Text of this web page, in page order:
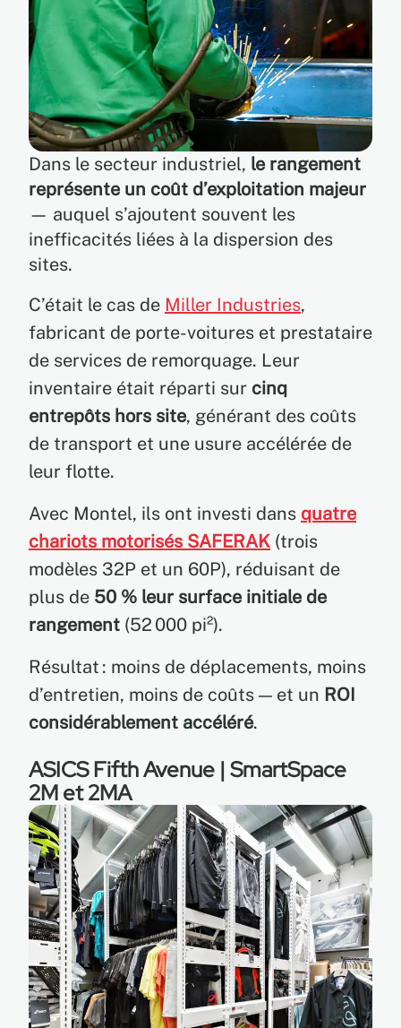
Dans le secteur industriel, le rangement
représente un coût d’exploitation majeur
— auquel s’ajoutent souvent les
inefficacités liées à la dispersion des
sites.
C’était le cas de Miller Industries,
fabricant de porte-voitures et prestataire
de services de remorquage. Leur
inventaire était réparti sur cinq
entrepôts hors site, générant des coûts
de transport et une usure accélérée de
leur flotte.
Avec Montel, ils ont investi dans quatre
chariots motorisés SAFERAK (trois
modèles 32P et un 60P), réduisant de
plus de 50 % leur surface initiale de
rangement (52 000 pi²).
Résultat : moins de déplacements, moins
d’entretien, moins de coûts — et un ROI
considérablement accéléré.
ASICS Fifth Avenue | SmartSpace
2M et 2MA